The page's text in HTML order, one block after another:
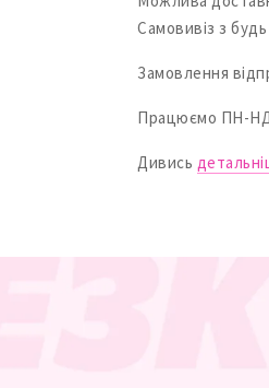
Самовивіз з
Замовлення
Працюємо ПН-НД
Дивись